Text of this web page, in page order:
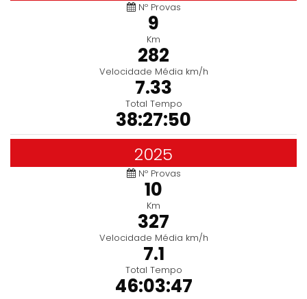
Nº Provas
9
Km
282
Velocidade Média km/h
7.33
Total Tempo
38:27:50
2025
Nº Provas
10
Km
327
Velocidade Média km/h
7.1
Total Tempo
46:03:47